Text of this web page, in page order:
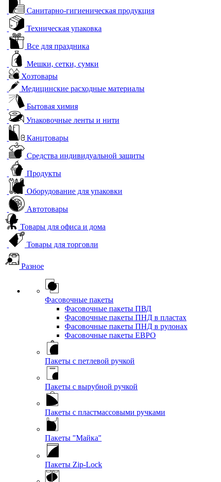
Санитарно-гигиеническая продукция
Техническая упаковка
Все для праздника
Мешки, сетки, сумки
Хозтовары
Медицинские расходные материалы
Бытовая химия
Упаковочные ленты и нити
Канцтовары
Средства индивидуальной защиты
Продукты
Оборудование для упаковки
Автотовары
Товары для офиса и дома
Товары для торговли
Разное
Фасовочные пакеты
Фасовочные пакеты ПВД
Фасовочные пакеты ПНД в пластах
Фасовочные пакеты ПНД в рулонах
Фасовочные пакеты ЕВРО
Пакеты с петлевой ручкой
Пакеты с вырубной ручкой
Пакеты с пластмассовыми ручками
Пакеты "Майка"
Пакеты Zip-Lock